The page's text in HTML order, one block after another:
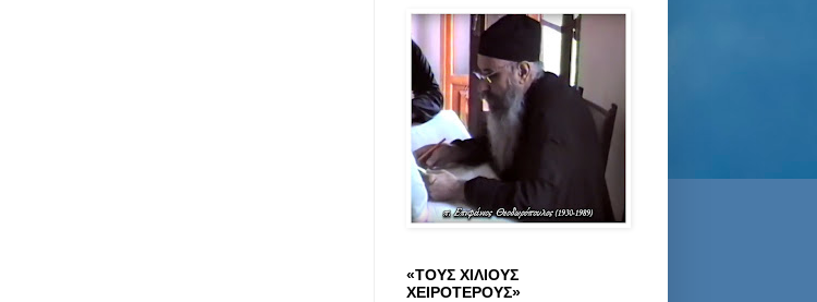
«ΤΟΥΣ ΧΙΛΙΟΥΣ
ΧΕΙΡΟΤΕΡΟΥΣ»